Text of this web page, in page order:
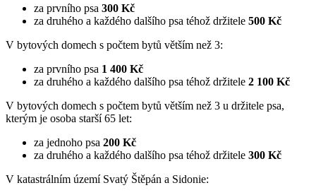
za prvního psa 300 Kč
za druhého a každého dalšího psa téhož držitele 500 Kč
V bytových domech s počtem bytů větším než 3:
za prvního psa 1 400 Kč
za druhého a každého dalšího psa téhož držitele 2 100 Kč
V bytových domech s počtem bytů větším než 3 u držitele psa,
kterým je osoba starší 65 let:
za jednoho psa 200 Kč
za druhého a každého dalšího psa téhož držitele 300 Kč
V katastrálním území Svatý Štěpán a Sidonie: